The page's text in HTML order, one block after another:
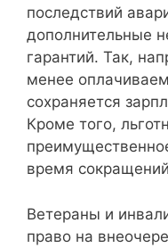
последствий
дополнительные
гарантий. Так,
менее
сохраняется
Кроме того,
время
Ветераны и
право на